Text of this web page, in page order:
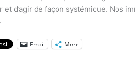
et d’agir de façon systémique. Nos
Email More